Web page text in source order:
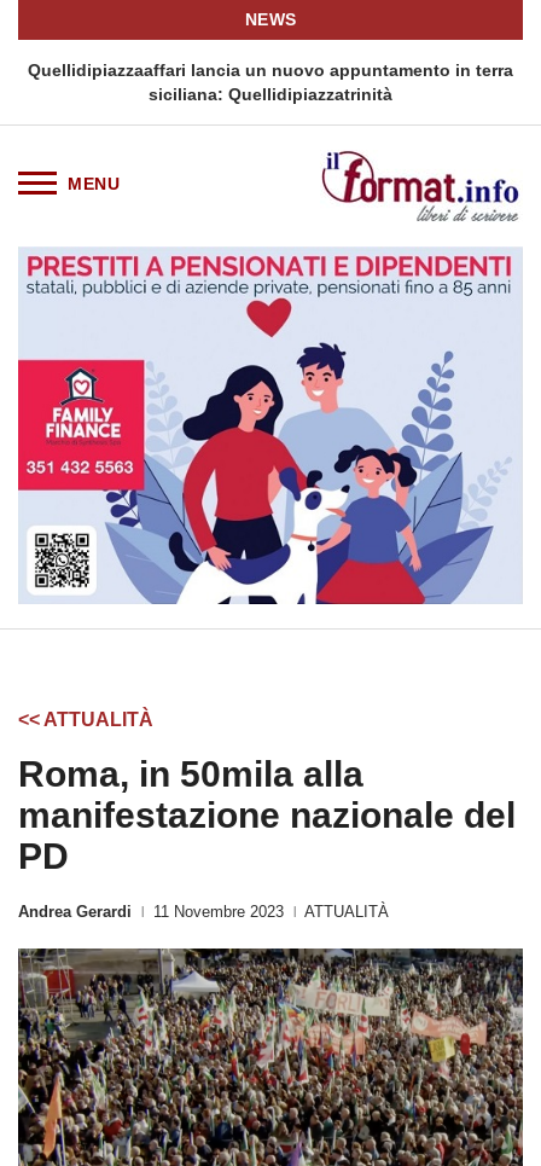
NEWS
Quellidipiazzaaffari lancia un nuovo appuntamento in terra
siciliana: Quellidipiazzatrinità
<< ATTUALITÀ
Roma, in 50mila alla
manifestazione nazionale del
PD
Andrea Gerardi 11 Novembre 2023 ATTUALITÀ